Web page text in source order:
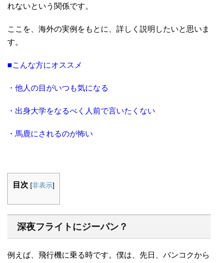
れないという関係です。
ここを、海外の実例をもとに、詳しく説明したいと思いま
す。
■こんな方にオススメ
・他人の目がいつも気になる
・出身大学をなるべく人前で言いたくない
・馬鹿にされるのが怖い
目次 [非表示]
深夜フライトにジーパン？
例えば、飛行機に乗る時です。僕は、先日、バンコクから